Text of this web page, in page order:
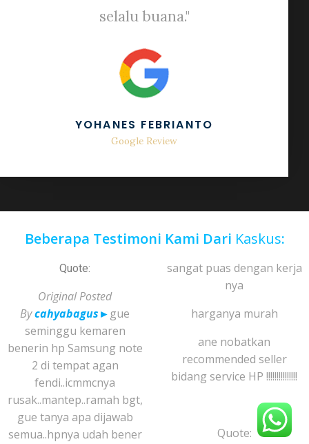
selalu buana."
YOHANES FEBRIANTO
Google Review
Beberapa Testimoni Kami Dari Kaskus:
Quote:
Original Posted
Bycahyabagus► gue
seminggu kemaren
benerin hp Samsung note
2 di tempat agan
fendi..icmmcnya
rusak..mantep..ramah bgt,
gue tanya apa dijawab
semua..hpnya udah bener
sangat puas dengan kerja
nya
harganya murah
ane nobatkan
recommended seller
bidang service HP !!!!!!!!!!!!!!!
Quote: